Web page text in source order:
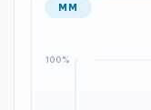
MM